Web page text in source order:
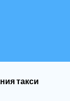
такси